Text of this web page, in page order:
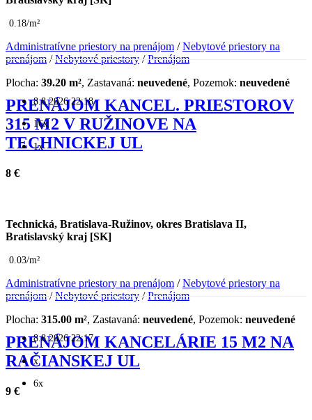
0.18/m²
Administratívne priestory na prenájom /Nebytové priestory na
prenájom /Nebytové priestory /Prenájom
Plocha: 39.20 m², Zastavaná: neuvedené, Pozemok: neuvedené
8.8.2026 22:18
16x
1x
PRENÁJOM KANCEL. PRIESTOROV
315 M2 V RUŽINOVE NA
TECHNICKEJ UL
8 €
Technická, Bratislava-Ružinov, okres Bratislava II,
Bratislavský kraj [SK]
0.03/m²
Administratívne priestory na prenájom /Nebytové priestory na
prenájom /Nebytové priestory /Prenájom
Plocha: 315.00 m², Zastavaná: neuvedené, Pozemok: neuvedené
8.8.2026 22:17
x
6x
PRENÁJOM KANCELÁRIE 15 M2 NA
RAČIANSKEJ UL
9 €